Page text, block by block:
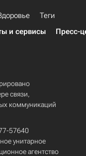
Теги
и сервисы Пресс-
связи,
коммуникаций
57640
унитарное
агентство